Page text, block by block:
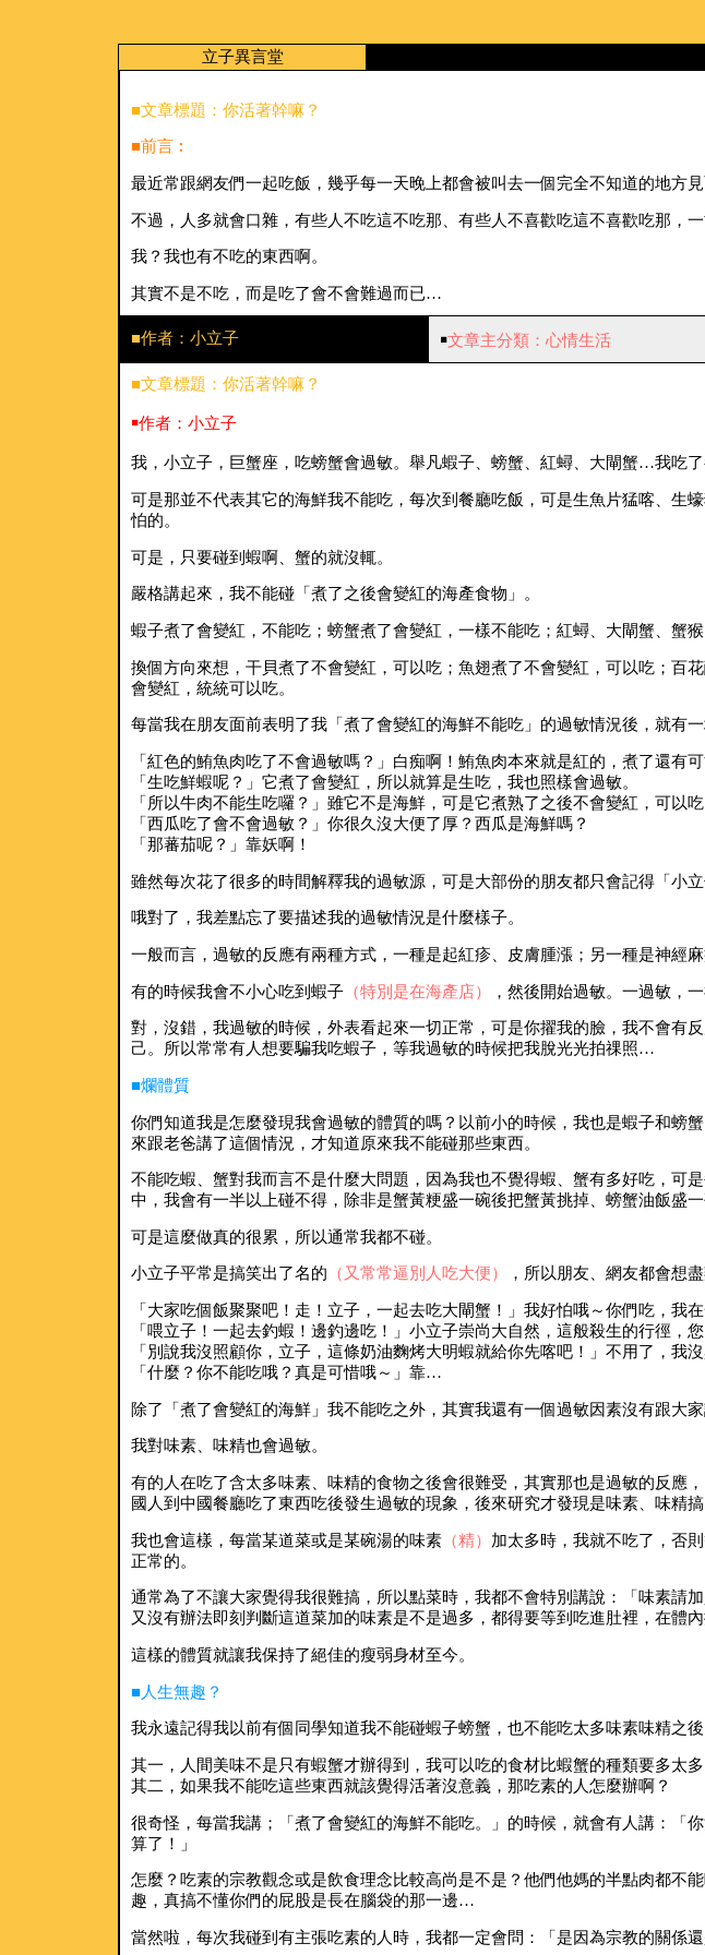
立子異言堂
■文章標題：你活著幹嘛？
■前言︰
最近常跟網友們一起吃飯，幾乎每一天晚上都會被叫去一個完全不知道的地方
不過，人多就會口雜，有些人不吃這不吃那、有些人不喜歡吃這不喜歡吃那，一
我？我也有不吃的東西啊。
其實不是不吃，而是吃了會不會難過而已…
■作者：小立子 ￭文章主分類：心情生活
■文章標題：你活著幹嘛？
￭作者：小立子
我，小立子，巨蟹座，吃螃蟹會過敏。舉凡蝦子、螃蟹、紅蟳、大閘蟹…我吃了
可是那並不代表其它的海鮮我不能吃，每次到餐廳吃飯，可是生魚片猛喀、生
怕的。
可是，只要碰到蝦啊、蟹的就沒輒。
嚴格講起來，我不能碰「煮了之後會變紅的海產食物」。
蝦子煮了會變紅，不能吃；螃蟹煮了會變紅，一樣不能吃；紅蟳、大閘蟹、蟹
換個方向來想，干貝煮了不會變紅，可以吃；魚翅煮了不會變紅，可以吃；
會變紅，統統可以吃。
每當我在朋友面前表明了我「煮了會變紅的海鮮不能吃」的過敏情況後，就有
「紅色的鮪魚肉吃了不會過敏嗎？」白痴啊！鮪魚肉本來就是紅的，煮了還有
「生吃鮮蝦呢？」它煮了會變紅，所以就算是生吃，我也照樣會過敏。
「所以牛肉不能生吃囉？」雖它不是海鮮，可是它煮熟了之後不會變紅，可以吃
「西瓜吃了會不會過敏？」你很久沒大便了厚？西瓜是海鮮嗎？
「那蕃茄呢？」靠妖啊！
雖然每次花了很多的時間解釋我的過敏源，可是大部份的朋友都只會記得「小立
哦對了，我差點忘了要描述我的過敏情況是什麼樣子。
一般而言，過敏的反應有兩種方式，一種是起紅疹、皮膚腫漲；另一種是神經麻
有的時候我會不小心吃到蝦子 （特別是在海產店） ，然後開始過敏。一過敏，
對，沒錯，我過敏的時候，外表看起來一切正常，可是你擢我的臉，我不會有
己。所以常常有人想要騙我吃蝦子，等我過敏的時候把我脫光光拍祼照…
■爛體質
你們知道我是怎麼發現我會過敏的體質的嗎？以前小的時候，我也是蝦子和螃
來跟老爸講了這個情況，才知道原來我不能碰那些東西。
不能吃蝦、蟹對我而言不是什麼大問題，因為我也不覺得蝦、蟹有多好吃，可
中，我會有一半以上碰不得，除非是蟹黃粳盛一碗後把蟹黃挑掉、螃蟹油飯盛
可是這麼做真的很累，所以通常我都不碰。
小立子平常是搞笑出了名的 （又常常逼別人吃大便） ，所以朋友、網友都會想
「大家吃個飯聚聚吧！走！立子，一起去吃大閘蟹！」我好怕哦～你們吃，我在
「喂立子！一起去釣蝦！邊釣邊吃！」小立子崇尚大自然，這般殺生的行徑，
「別說我沒照顧你，立子，這條奶油麴烤大明蝦就給你先喀吧！」不用了，我沒
「什麼？你不能吃哦？真是可惜哦～」靠…
除了「煮了會變紅的海鮮」我不能吃之外，其實我還有一個過敏因素沒有跟大
我對味素、味精也會過敏。
有的人在吃了含太多味素、味精的食物之後會很難受，其實那也是過敏的反應
國人到中國餐廳吃了東西吃後發生過敏的現象，後來研究才發現是味素、味精搞
我也會這樣，每當某道菜或是某碗湯的味素 （精） 加太多時，我就不吃了，否
正常的。
通常為了不讓大家覺得我很難搞，所以點菜時，我都不會特別講說：「味素請加
又沒有辦法即刻判斷這道菜加的味素是不是過多，都得要等到吃進肚裡，在體
這樣的體質就讓我保持了絕佳的瘦弱身材至今。
■人生無趣？
我永遠記得我以前有個同學知道我不能碰蝦子螃蟹，也不能吃太多味素味精之
其一，人間美味不是只有蝦蟹才辦得到，我可以吃的食材比蝦蟹的種類要多太
其二，如果我不能吃這些東西就該覺得活著沒意義，那吃素的人怎麼辦啊？
很奇怪，每當我講；「煮了會變紅的海鮮不能吃。」的時候，就會有人講：「
算了！」
怎麼？吃素的宗教觀念或是飲食理念比較高尚是不是？他們他媽的半點肉都不
趣，真搞不懂你們的屁股是長在腦袋的那一邊…
當然啦，每次我碰到有主張吃素的人時，我都一定會問：「是因為宗教的關係